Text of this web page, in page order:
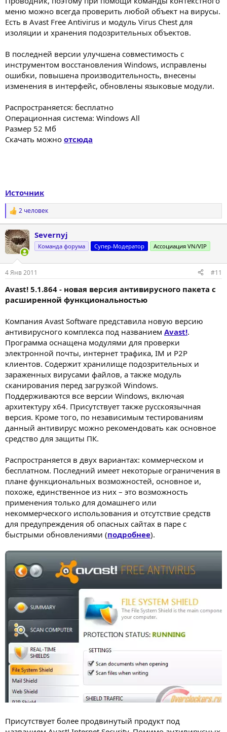
меню можно всегда проверить любой объект на вирусы.
Есть в Avast Free Antivirus и модуль Virus Chest для
изоляции и хранения подозрительных объектов.
В последней версии улучшена совместимость с
инструментом восстановления Windows, исправлены
ошибки, повышена производительность, внесены
изменения в интерфейс, обновлены языковые модули.
Распространяется: бесплатно
Операционная система: Windows All
Размер 52 Мб
Скачать можно отсюда
Источник
Р
е
а
к
ц
и
и
2 человек
Severnyj
Команда форума Супер-Модератор Ассоциация VN/VIP
4 Янв 2011 #11
Avast! 5.1.864 - новая версия антивирусного пакета с
расширенной функциональностью
Компания Avast Software представила новую версию
антивирусного комплекса под названием Avast!.
Программа оснащена модулями для проверки
электронной почты, интернет трафика, IM и P2P
клиентов. Содержит хранилище подозрительных и
зараженных вирусами файлов, а также модуль
сканирования перед загрузкой Windows.
Поддерживаются все версии Windows, включая
архитектуру х64. Присутствует также русскоязычная
версия. Кроме того, по независимым тестированиям
данный антивирус можно рекомендовать как основное
средство для защиты ПК.
Распространяется в двух вариантах: коммерческом и
бесплатном. Последний имеет некоторые ограничения в
плане функциональных возможностей, основное и,
похоже, единственное из них – это возможность
применения только для домашнего или
некоммерческого использования и отсутствие средств
для предупреждения об опасных сайтах в паре с
быстрыми обновлениями (подробнее).
Присутствует более продвинутый продукт под